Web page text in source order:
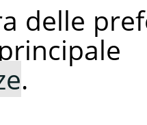
delle
.